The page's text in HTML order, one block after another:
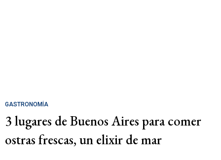
GASTRONOMÍA
3 lugares de Buenos Aires para comer
ostras frescas, un elixir de mar